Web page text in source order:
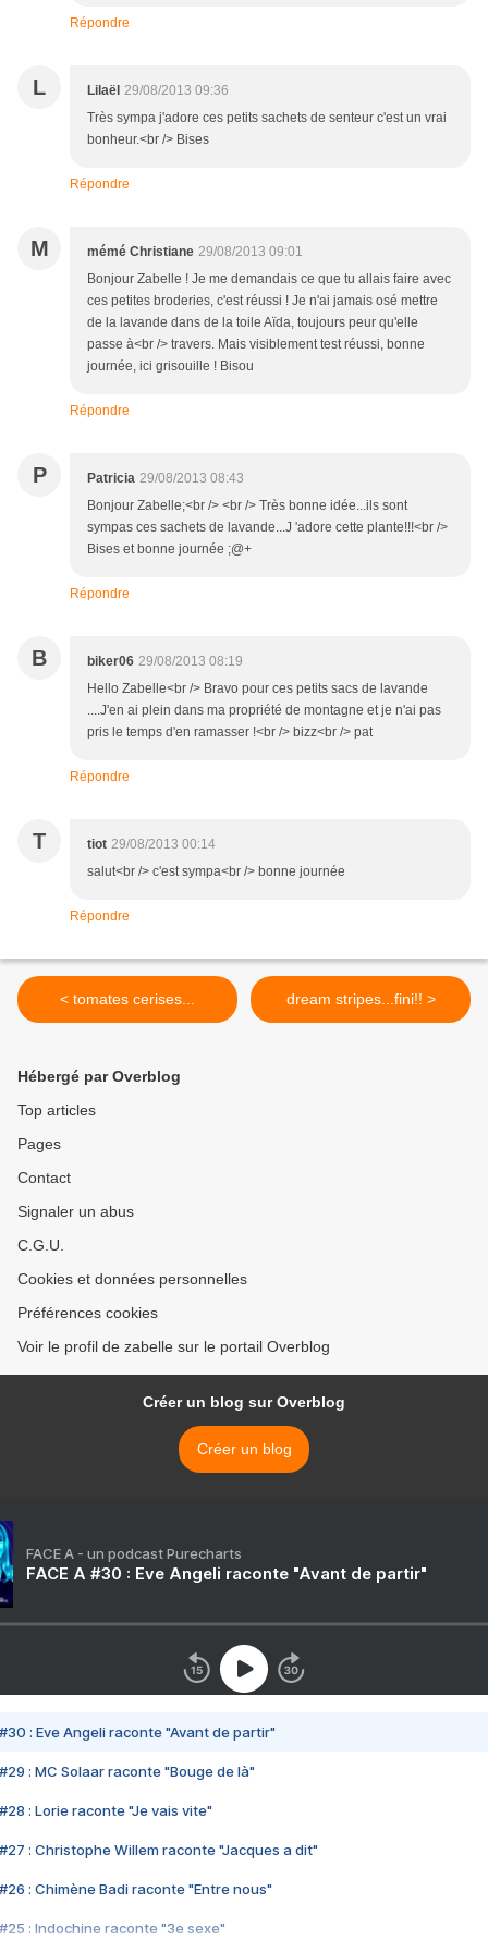
Répondre
L Lilaël 29/08/2013 09:36
Très sympa j'adore ces petits sachets de senteur c'est un vrai
bonheur.<br /> Bises
Répondre
M mémé Christiane 29/08/2013 09:01
Bonjour Zabelle ! Je me demandais ce que tu allais faire avec
ces petites broderies, c'est réussi ! Je n'ai jamais osé mettre
de la lavande dans de la toile Aïda, toujours peur qu'elle
passe à<br /> travers. Mais visiblement test réussi, bonne
journée, ici grisouille ! Bisou
Répondre
P Patricia 29/08/2013 08:43
Bonjour Zabelle;<br /> <br /> Très bonne idée...ils sont
sympas ces sachets de lavande...J 'adore cette plante!!!<br />
Bises et bonne journée ;@+
Répondre
B biker06 29/08/2013 08:19
Hello Zabelle<br /> Bravo pour ces petits sacs de lavande
....J'en ai plein dans ma propriété de montagne et je n'ai pas
pris le temps d'en ramasser !<br /> bizz<br /> pat
Répondre
T tiot 29/08/2013 00:14
salut<br /> c'est sympa<br /> bonne journée
Répondre
< tomates cerises... dream stripes...fini!! >
Hébergé par Overblog
Top articles
Pages
Contact
Signaler un abus
C.G.U.
Cookies et données personnelles
Préférences cookies
Voir le profil de zabelle sur le portail Overblog
Créer un blog sur Overblog
Créer un blog
FACE A - un podcast Purecharts
FACE A #30 : Eve Angeli raconte "Avant de partir"
#30 : Eve Angeli raconte "Avant de partir"
#29 : MC Solaar raconte "Bouge de là"
#28 : Lorie raconte "Je vais vite"
#27 : Christophe Willem raconte "Jacques a dit"
#26 : Chimène Badi raconte "Entre nous"
#25 : Indochine raconte "3e sexe"